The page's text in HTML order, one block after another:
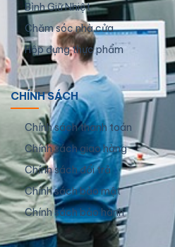
Bình Giữ Nhiệt
Chăm sóc nhà cửa
Hộp đựng thực phẩm
CHÍNH SÁCH
Chính sách thanh toán
Chính sách giao hàng
Chính sách đổi trả
Chính sách bảo mật
Chính sách bảo hành